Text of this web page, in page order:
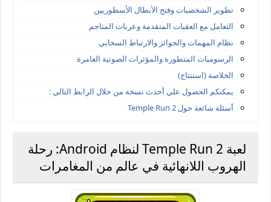
تطوير الشخصيات وفتح الأبطال الأسطوريين
التعامل مع العقبات المتقدمة وعربات المناجم
نظام المهمات والجوائز والارتباط السحابي
الرسوميات المتطورة والمؤثرات الصوتية الغامرة
الخلاصة (استنتاج)
يمكنكم الحصول علي أحدث نسخة من خلال الرابط التالي :
أسئلة شائعة حول Temple Run 2
لعبة Temple Run 2 لنظام Android: رحلة
الهروب اللانهائية في عالم من المغامرات